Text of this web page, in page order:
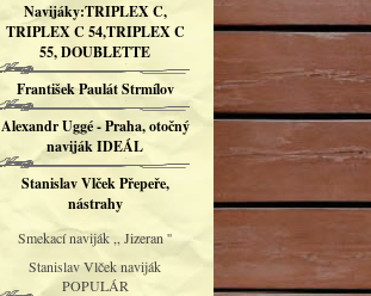
Navijáky:TRIPLEX C,
TRIPLEX C 54,TRIPLEX C
55, DOUBLETTE
František Paulát Strmílov
Alexandr Uggé - Praha, otočný
naviják IDEÁL
Stanislav Vlček Přepeře,
nástrahy
Smekací naviják ,, Jizeran ''
Stanislav Vlček naviják
POPULÁR